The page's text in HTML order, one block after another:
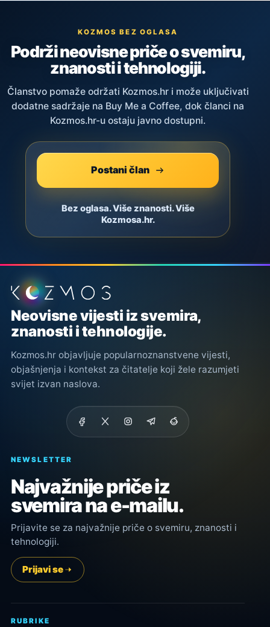
KOZMOS BEZ OGLASA
Podrži neovisne priče o svemiru,
znanosti i tehnologiji.
Članstvo pomaže održati Kozmos.hr i može uključivati
dodatne sadržaje na Buy Me a Coffee, dok članci na
Kozmos.hr-u ostaju javno dostupni.
Postani član
Bez oglasa. Više znanosti. Više
Kozmosa.hr.
Podnožje stranice
Neovisne vijesti iz svemira,
znanosti i tehnologije.
Kozmos.hr objavljuje popularnoznanstvene vijesti,
objašnjenja i kontekst za čitatelje koji žele razumjeti
svijet izvan naslova.
NEWSLETTER
Najvažnije priče iz
svemira na e-mailu.
Prijavite se za najvažnije priče o svemiru, znanosti i
tehnologiji.
Prijavi se
RUBRIKE